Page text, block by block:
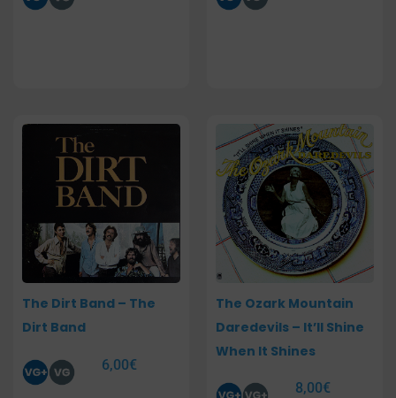
The Dirt Band – The
Dirt Band
6,00€
The Ozark Mountain
Daredevils – It’ll Shine
When It Shines
8,00€